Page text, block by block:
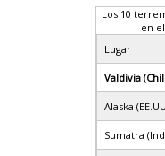
Los 10
en
Lugar
Valdivia
Alaska
Sumatra